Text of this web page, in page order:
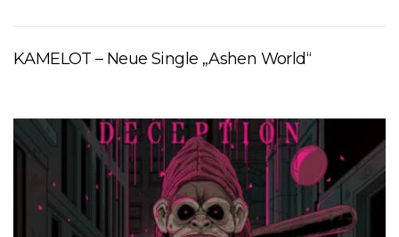
KAMELOT – Neue Single „Ashen World“